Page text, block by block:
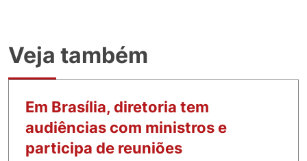
Veja também
Em Brasília, diretoria tem
audiências com ministros e
participa de reuniões